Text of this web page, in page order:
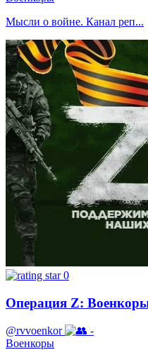
Мысли о войне. Канал реп...
0
Операция Z:
@rvvoenkor
-
Военкоры